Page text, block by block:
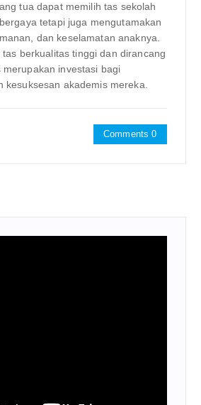
tua dapat memilih tas sekolah
tetapi juga mengutamakan
dan keselamatan anaknya.
berkualitas tinggi dan dirancang
investasi bagi
kesuksesan akademis mereka.
Comments 0